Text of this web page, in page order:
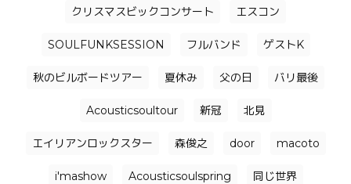
クリスマスビックコンサート エスコン
SOULFUNKSESSION フルバンド ゲストK
秋のビルボードツアー 夏休み 父の日 バリ最後
Acousticsoultour 新冠 北見
エイリアンロックスター 森俊之 door macoto
i'mashow Acousticsoulspring 同じ世界